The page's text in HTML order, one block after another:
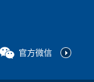
官方微信